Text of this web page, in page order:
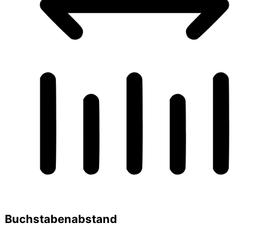
Buchstabenabstand